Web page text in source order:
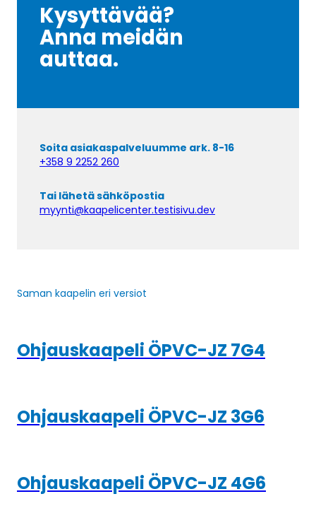
Kysyttävää?
Anna meidän
auttaa.
Soita asiakaspalveluumme ark. 8-16
+358 9 2252 260
Tai lähetä sähköpostia
myynti@kaapelicenter.testisivu.dev
Saman kaapelin eri versiot
Ohjauskaapeli ÖPVC-JZ 7G4
Ohjauskaapeli ÖPVC-JZ 3G6
Ohjauskaapeli ÖPVC-JZ 4G6